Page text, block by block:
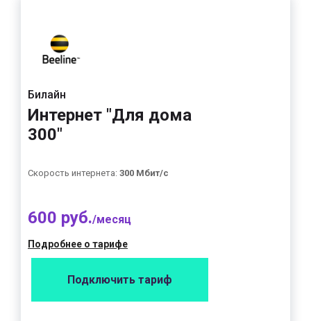
Билайн
Интернет "Для дома
300"
Скорость интернета: 300 Мбит/с
600 руб./месяц
Подробнее о тарифе
Подключить тариф